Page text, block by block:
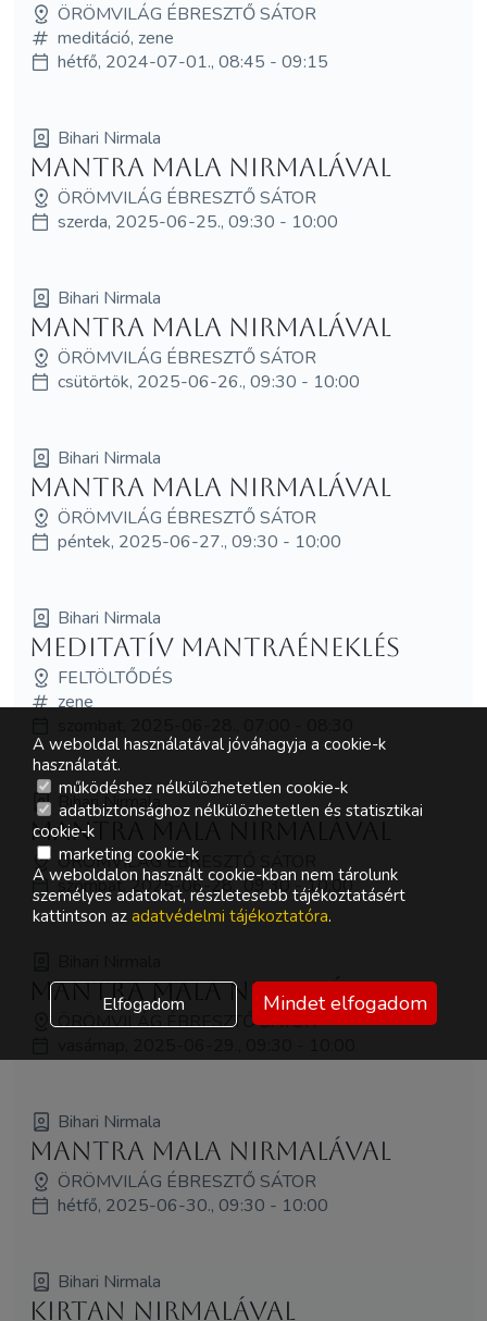
ÖRÖMVILÁG ÉBRESZTŐ SÁTOR
meditáció, zene
hétfő, 2024-07-01., 08:45 - 09:15
Bihari Nirmala
Mantra Mala Nirmalával
ÖRÖMVILÁG ÉBRESZTŐ SÁTOR
szerda, 2025-06-25., 09:30 - 10:00
Bihari Nirmala
Mantra Mala Nirmalával
ÖRÖMVILÁG ÉBRESZTŐ SÁTOR
csütörtök, 2025-06-26., 09:30 - 10:00
Bihari Nirmala
Mantra Mala Nirmalával
ÖRÖMVILÁG ÉBRESZTŐ SÁTOR
péntek, 2025-06-27., 09:30 - 10:00
Bihari Nirmala
meditatív mantraéneklés
FELTÖLTŐDÉS
zene
Bihari Nirmala
Mantra Mala Nirmalával
ÖRÖMVILÁG ÉBRESZTŐ SÁTOR
szombat, 2025-06-28., 09:30 - 10:00
Mantra Mala Nirmalával
ÖRÖMVILÁG ÉBRESZTŐ SÁTOR
Bihari Nirmala
Mantra Mala Nirmalával
ÖRÖMVILÁG ÉBRESZTŐ SÁTOR
hétfő, 2025-06-30., 09:30 - 10:00
Bihari Nirmala
Kirtan Nirmalával
A weboldal használatával jóváhagyja a cookie-k
használatát.
működéshez nélkülözhetetlen cookie-k
adatbiztonsághoz nélkülözhetetlen és statisztikai
cookie-k
marketing cookie-k
A weboldalon használt cookie-kban nem tárolunk
személyes adatokat, részletesebb tájékoztatásért
kattintson az adatvédelmi tájékoztatóra.
Elfogadom Mindet elfogadom